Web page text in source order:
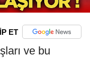
ET
ve bu